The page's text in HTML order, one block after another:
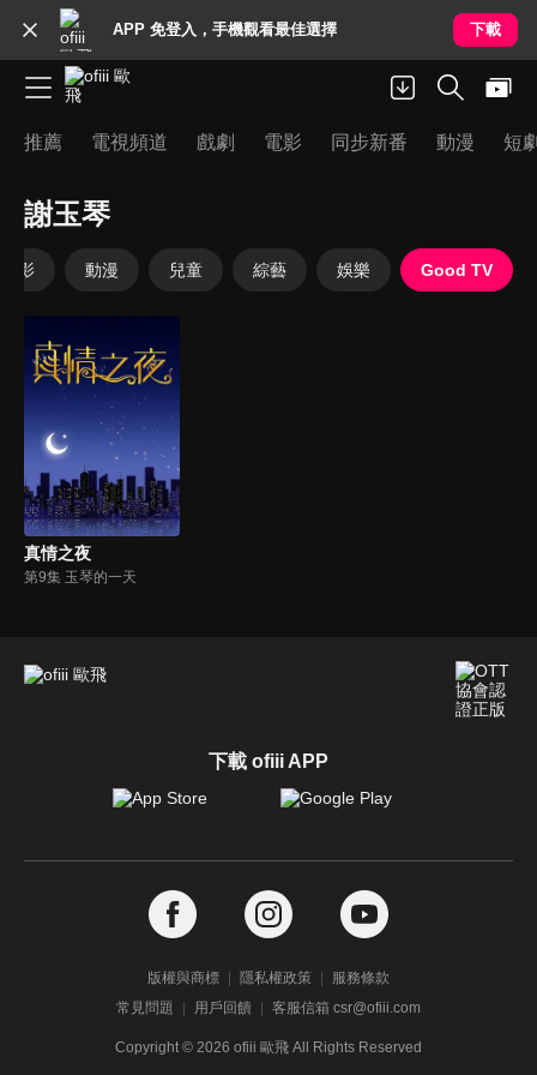
APP 免登入，手機觀看最佳選擇 下載
推薦 電視頻道 戲劇 電影 同步新番 動漫 短
謝玉琴
電影 動漫 兒童 綜藝 娛樂 Good TV
真情之夜
第9集 玉琴的一天
下載 ofiii APP
版權與商標 隱私權政策
服務條款
常見問題
用戶回饋 客服信箱 csr@ofiii.com
Copyright © 2026 ofiii 歐飛 All Rights Reserved